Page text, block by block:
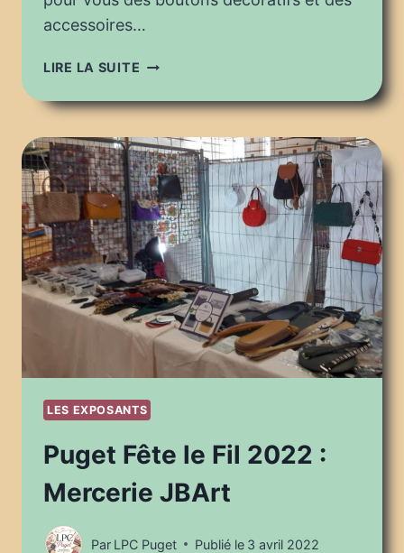
accessoires…
LIRE LA SUITE PUGET
LE
2022
:
ARTEC
(NAAYA
COLLECTION)
LES EXPOSANTS
Puget Fête le Fil 2022 :
Mercerie JBArt
Par LPC Puget Publié le 3 avril 2022